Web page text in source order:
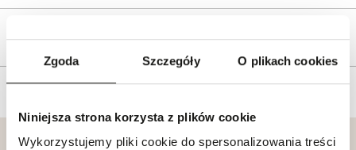
Zgoda Szczegóły O plikach cookies
Niniejsza strona korzysta z plików cookie
Wykorzystujemy pliki cookie do spersonalizowania treści
Tagi